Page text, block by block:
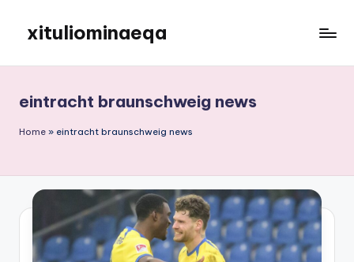
content
xituliominaeqa
eintracht braunschweig news
Home » eintracht braunschweig news